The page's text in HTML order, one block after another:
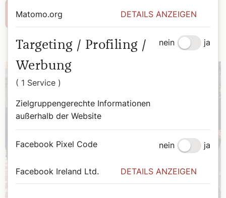
Weiterlesen
Matomo.org DETAILS ANZEIGEN
Targeting / Profiling /
Werbung
( 1 Service )
Zielgruppengerechte Informationen
außerhalb der Website
nein ja
Facebook Pixel Code nein ja
Facebook Ireland Ltd. DETAILS ANZEIGEN